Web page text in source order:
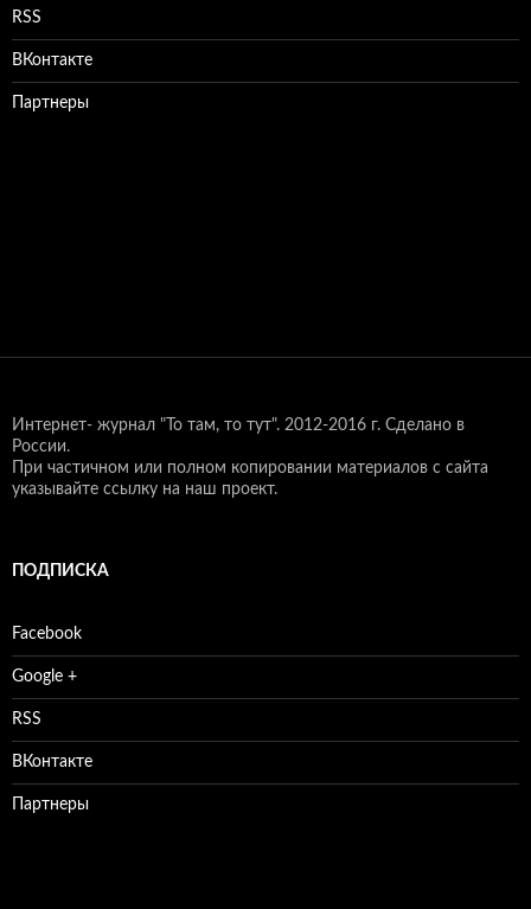
RSS
ВКонтакте
Партнеры
Интернет- журнал "То там, то тут". 2012-2016 г. Сделано в
России.
При частичном или полном копировании материалов с сайта
указывайте ссылку на наш проект.
ПОДПИСКА
Facebook
Google +
RSS
ВКонтакте
Партнеры